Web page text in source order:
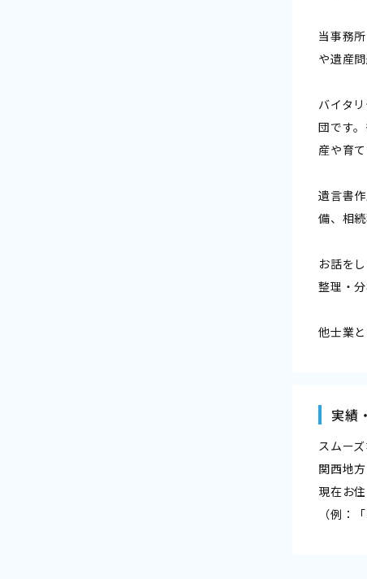
当事務
や遺産
バイタ
団です
産や育
遺言書
備、相
お話を
整理・
他士業
実績
スムー
関西地
現在お
（例：